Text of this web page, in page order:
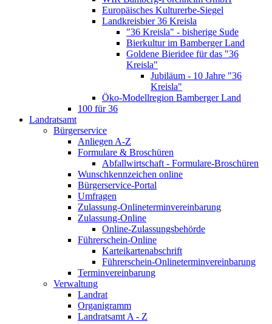
Europäisches Kulturerbe-Siegel
Landkreisbier 36 Kreisla
"36 Kreisla" - bisherige Sude
Bierkultur im Bamberger Land
Goldene Bieridee für das "36
Kreisla"
Jubiläum - 10 Jahre "36
Kreisla"
Öko-Modellregion Bamberger Land
100 für 36
Landratsamt
Bürgerservice
Anliegen A-Z
Formulare & Broschüren
Abfallwirtschaft - Formulare-Broschüren
Wunschkennzeichen online
Bürgerservice-Portal
Umfragen
Zulassung-Onlineterminvereinbarung
Zulassung-Online
Online-Zulassungsbehörde
Führerschein-Online
Karteikartenabschrift
Führerschein-Onlineterminvereinbarung
Terminvereinbarung
Verwaltung
Landrat
Organigramm
Landratsamt A - Z